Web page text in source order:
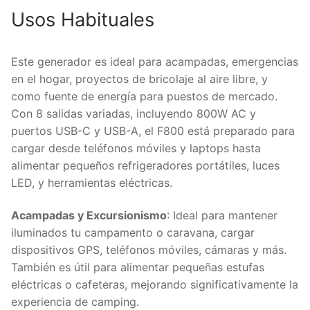
Usos Habituales
Este generador es ideal para acampadas, emergencias
en el hogar, proyectos de bricolaje al aire libre, y
como fuente de energía para puestos de mercado.
Con 8 salidas variadas, incluyendo 800W AC y
puertos USB-C y USB-A, el F800 está preparado para
cargar desde teléfonos móviles y laptops hasta
alimentar pequeños refrigeradores portátiles, luces
LED, y herramientas eléctricas.
Acampadas y Excursionismo: Ideal para mantener
iluminados tu campamento o caravana, cargar
dispositivos GPS, teléfonos móviles, cámaras y más.
También es útil para alimentar pequeñas estufas
eléctricas o cafeteras, mejorando significativamente la
experiencia de camping.